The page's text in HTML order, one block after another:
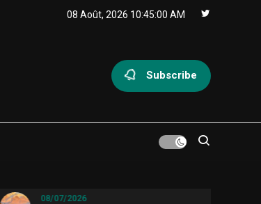
08 Août, 2026 10:45:01 AM
Subscribe
08/07/2026